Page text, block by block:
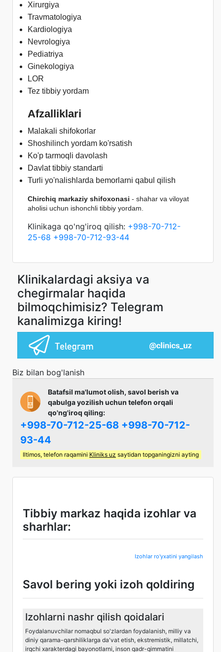
Xirurgiya
Travmatologiya
Kardiologiya
Nevrologiya
Pediatriya
Ginekologiya
LOR
Tez tibbiy yordam
Afzalliklari
Malakali shifokorlar
Shoshilinch yordam ko'rsatish
Ko'p tarmoqli davolash
Davlat tibbiy standarti
Turli yo'nalishlarda bemorlarni qabul qilish
Chirchiq markaziy shifoxonasi - shahar va viloyat
aholisi uchun ishonchli tibbiy yordam.
Klinikaga qo'ng'iroq qilish: +998-70-712-
25-68 +998-70-712-93-44
Klinikalardagi aksiya va
chegirmalar haqida
bilmoqchimisiz? Telegram
kanalimizga kiring!
Biz bilan bog'lanish
Batafsil ma'lumot olish, savol berish va
qabulga yozilish uchun telefon orqali
qo'ng'iroq qiling:
+998-70-712-25-68 +998-70-712-
93-44
Iltimos, telefon raqamini Kliniks uz saytidan topganingizni ayting
Tibbiy markaz haqida izohlar va
sharhlar:
Izohlar ro'yxatini yangilash
Savol bering yoki izoh qoldiring
Izohlarni nashr qilish qoidalari
Foydalanuvchilar nomaqbul so'zlardan foydalanish, milliy va
diniy qarama-qarshiliklarga da'vat etish, ekstremistik, millatchi,
irqchi xarakterdagi bayonotlarni, inson qadr-qimmatini